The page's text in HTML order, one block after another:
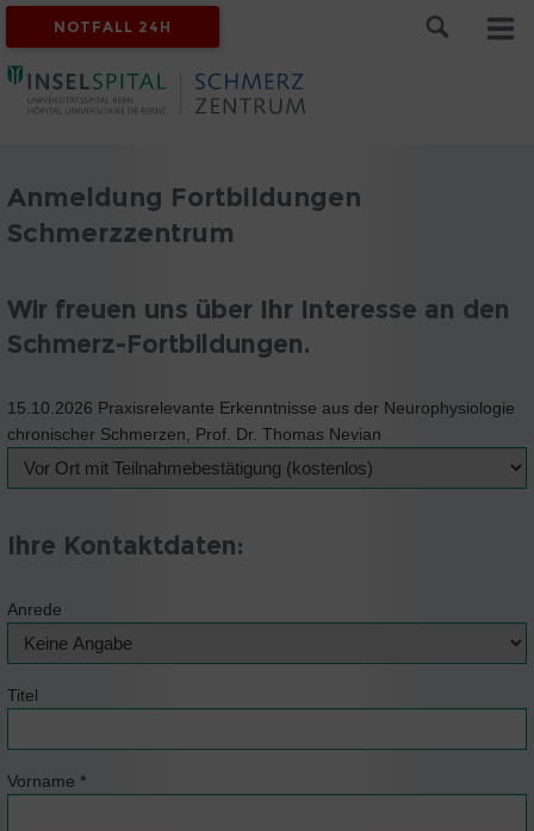
NOTFALL 24H
Anmeldung Fortbildungen
Schmerzzentrum
Wir freuen uns über Ihr Interesse an den
Schmerz-Fortbildungen.
15.10.2026 Praxisrelevante Erkenntnisse aus der Neurophysiologie
chronischer Schmerzen, Prof. Dr. Thomas Nevian
Ihre Kontaktdaten:
Anrede
Titel
Vorname *